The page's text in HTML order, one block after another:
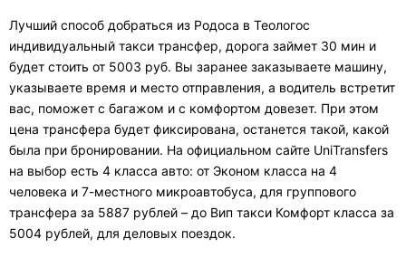
Лучший способ добраться из Родоса в Теологос
индивидуальный такси трансфер, дорога займет 30 мин и
будет стоить от 5003 руб. Вы заранее заказываете машину,
указываете время и место отправления, а водитель встретит
вас, поможет с багажом и с комфортом довезет. При этом
цена трансфера будет фиксирована, останется такой, какой
была при бронировании. На официальном сайте UniTransfers
на выбор есть 4 класса авто: от Эконом класса на 4
человека и 7-местного микроавтобуса, для группового
трансфера за 5887 рублей – до Вип такси Комфорт класса за
5004 рублей, для деловых поездок.